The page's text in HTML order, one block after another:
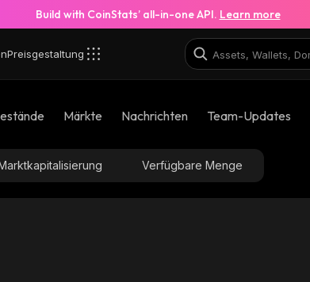
Build with CoinStats’ all-in-one API. Learn more
Preisgestaltung
Märkte Nachrichten Team-Updates
Verfügbare Menge